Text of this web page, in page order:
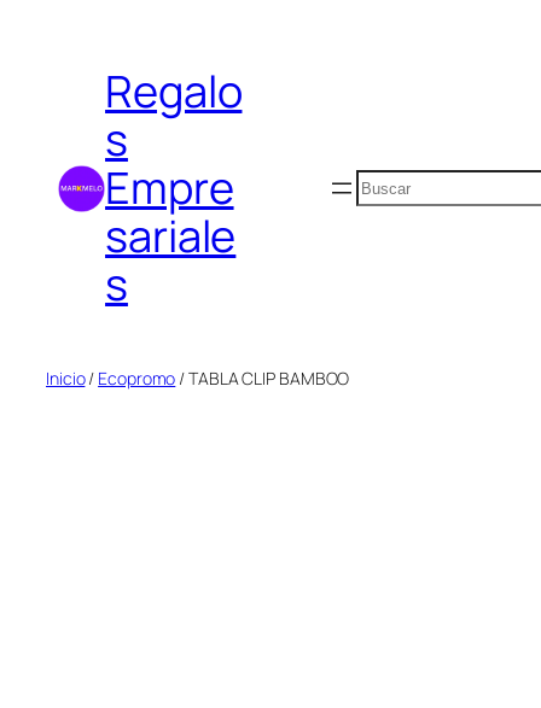
contenidoRegalo
s
Empre
sariale
s
Buscar
Inicio/ Ecopromo / TABLA CLIP BAMBOO